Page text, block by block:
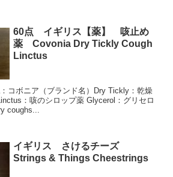
60点 イギリス【薬】 咳止め
薬 Covonia Dry Tickly Cough
Linctus
ボニア（ブランド名）Dry Tickly：乾燥
：咳のシロップ薬 Glycerol：グリセロ
coughs...
イギリス さけるチーズ
Strings & Things Cheestrings